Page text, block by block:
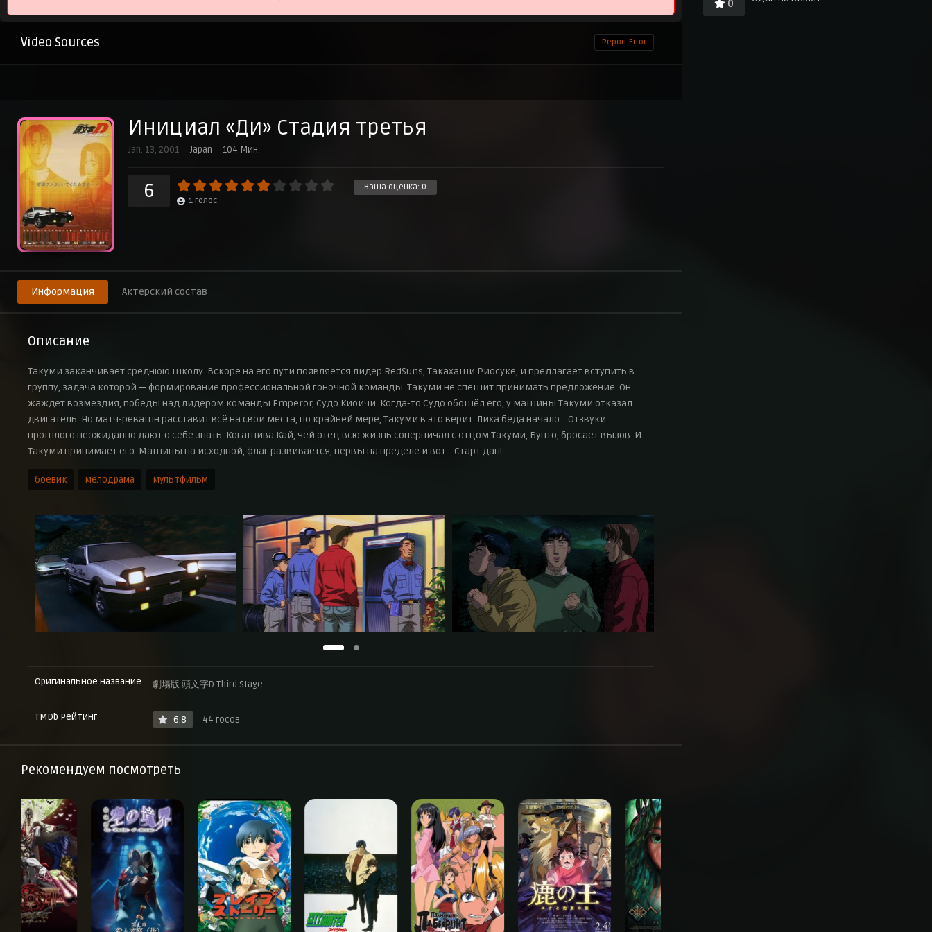
Video Sources Report Error
Инициал «Ди» Стадия третья
Jan. 13, 2001 Japan 104 Мин.
Ваша оценка: 0
6 1 голос
Информация Актерский состав
Описание
Такуми заканчивает среднюю школу. Вскоре на его пути появляется лидер RedSuns, Такахаши Риосуке, и предлагает вступить в
группу, задача которой — формирование профессиональной гоночной команды. Такуми не спешит принимать предложение. Он
жаждет возмездия, победы над лидером команды Emperor, Судо Киоичи. Когда-то Судо обошёл его, у машины Такуми отказал
двигатель. Но матч-ревашн расставит всё на свои места, по крайней мере, Такуми в это верит. Лиха беда начало… Отзвуки
прошлого неожиданно дают о себе знать. Когашива Кай, чей отец всю жизнь соперничал с отцом Такуми, Бунто, бросает вызов. И
Такуми принимает его. Машины на исходной, флаг развивается, нервы на пределе и вот… Старт дан!
боевик мелодрама мультфильм
Оригинальное название 劇場版 頭文字D Third Stage
TMDb Рейтинг 6.8 44 госов
Рекомендуем посмотреть
0